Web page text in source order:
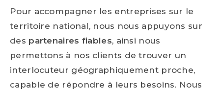
Pour accompagner les entreprises sur le
territoire national, nous nous appuyons sur
des partenaires fiables, ainsi nous
permettons à nos clients de trouver un
interlocuteur géographiquement proche,
capable de répondre à leurs besoins. Nous